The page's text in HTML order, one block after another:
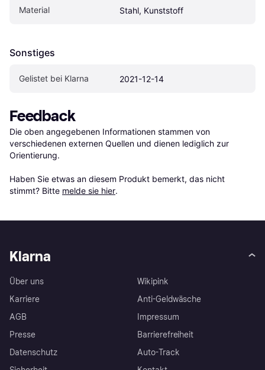
Material Stahl, Kunststoff
Sonstiges
Gelistet bei Klarna 2021-12-14
Feedback
Die oben angegebenen Informationen stammen von
verschiedenen externen Quellen und dienen lediglich zur
Orientierung.
Haben Sie etwas an diesem Produkt bemerkt, das nicht
stimmt? Bitte melde sie hier.
Klarna
Über uns
Karriere
AGB
Presse
Datenschutz
Wikipink
Anti-Geldwäsche
Impressum
Barrierefreiheit
Auto-Track